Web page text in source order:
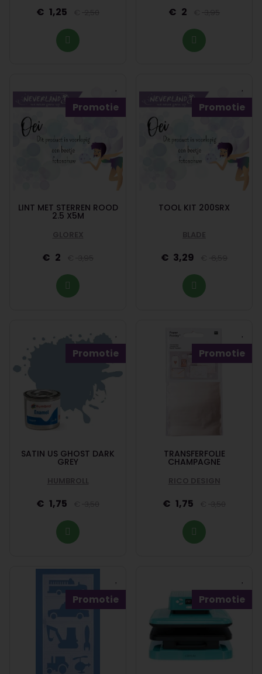
1,25 2,50 2 3,95
Promotie
LINT MET STERREN ROOD
2.5 X5M
GLOREX
2 3,95
Promotie
TOOL KIT 200SRX
BLADE
3,29 6,59
Promotie
SATIN US GHOST DARK
GREY
HUMBROLL
1,75 3,50
Promotie
TRANSFERFOLIE
CHAMPAGNE
RICO DESIGN
1,75 3,50
Promotie Promotie